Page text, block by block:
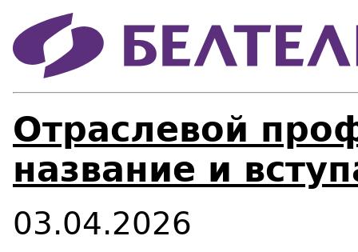
Отраслевой
название и
03.04.2026